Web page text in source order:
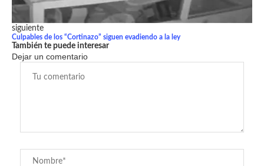
siguiente
Culpables de los “Cortinazo” siguen evadiendo a la ley
También te puede interesar
Dejar un comentario